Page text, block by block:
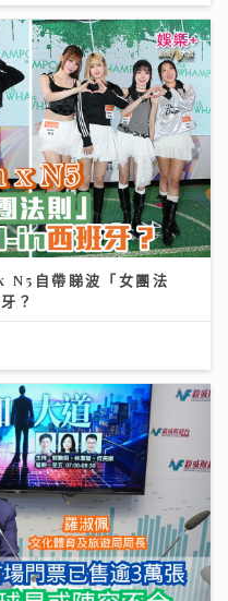
自帶睇波「女團法
？